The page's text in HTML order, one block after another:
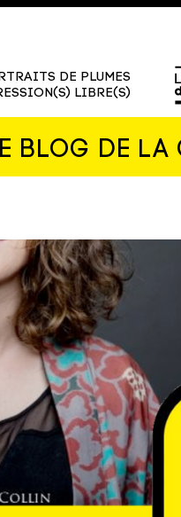
DE PLUMES
LIBRE(S)
BLOG DE LA